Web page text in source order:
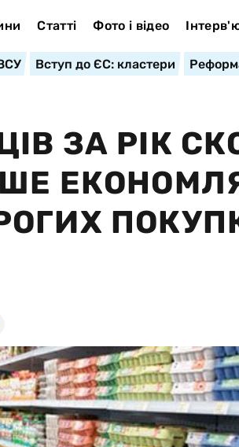
Статті Фото і відео
Вступ до ЄС: кластери
ЗА РІК